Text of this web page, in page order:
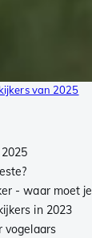
- waar moet
in 2023
vogelaars
van 2025